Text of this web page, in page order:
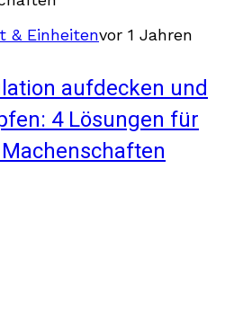
& Einheitenvor 1 Jahren
aufdecken und
4 Lösungen für